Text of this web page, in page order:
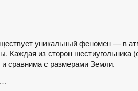
уникальный феномен — в
Каждая из сторон шестиугольника
сравнима с размерами Земли.